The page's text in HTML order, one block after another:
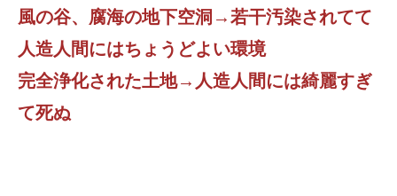
風の谷、腐海の地下空洞→若干汚染されてて
人造人間にはちょうどよい環境
完全浄化された土地→人造人間には綺麗すぎ
て死ぬ